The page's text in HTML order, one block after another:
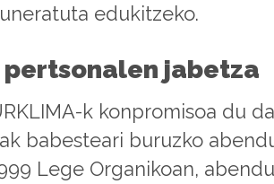
edukitzeko.
pertsonalen jabetza
k konpromisoa du
babesteari buruzko
Lege Organikoan,